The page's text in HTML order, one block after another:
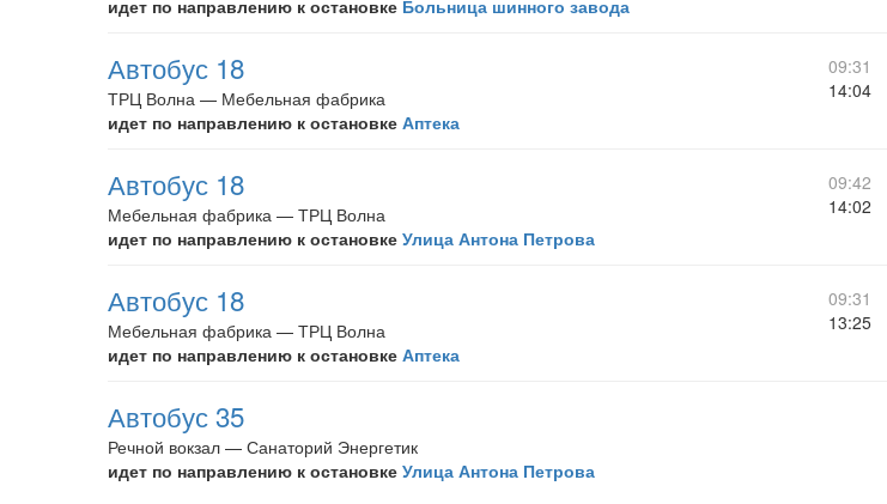
идет по направлению к остановке Больница шинного завода
Автобус 18
ТРЦ Волна — Мебельная фабрика
идет по направлению к остановке Аптека
09:31
14:04
Автобус 18
Мебельная фабрика — ТРЦ Волна
идет по направлению к остановке Улица Антона Петрова
09:42
14:02
Автобус 18
Мебельная фабрика — ТРЦ Волна
идет по направлению к остановке Аптека
09:31
13:25
Автобус 35
Речной вокзал — Санаторий Энергетик
идет по направлению к остановке Улица Антона Петрова